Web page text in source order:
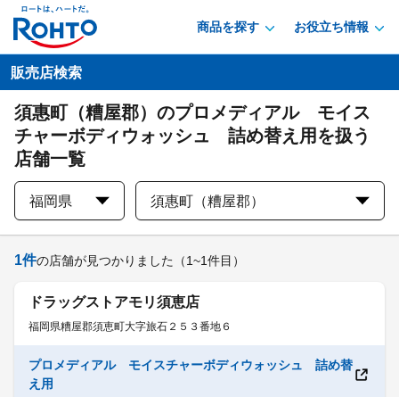
商品を探す お役立ち情報
販売店検索
須惠町（糟屋郡）のプロメディアル モイス
チャーボディウォッシュ 詰め替え用を扱う
店舗一覧
福岡県 須惠町（糟屋郡）
1件の店舗が見つかりました （1~1件目）
ドラッグストアモリ須恵店
福岡県糟屋郡須恵町大字旅石２５３番地６
プロメディアル モイスチャーボディウォッシュ 詰め替
え用